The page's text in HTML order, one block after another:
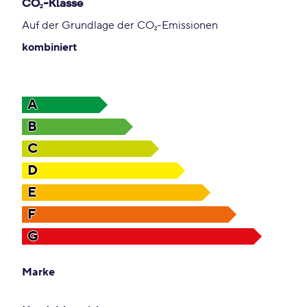
CO2-Klasse
Auf der Grundlage der CO2-Emissionen
kombiniert
A
B
C
D
E
F
G
Marke